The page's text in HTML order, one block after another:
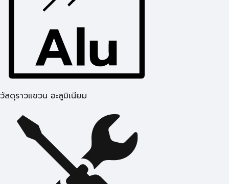
วัสดุราวแขวน อะลูมิเนียม